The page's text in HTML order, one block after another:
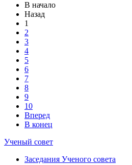
В начало
Назад
1
2
3
4
5
6
7
8
9
10
Вперед
В конец
Ученый совет
Заседания Ученого совета